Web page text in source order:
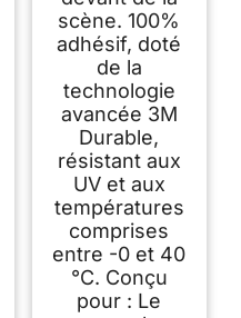
scène. 100%
adhésif, doté
de la
technologie
avancée 3M
Durable,
résistant aux
UV et aux
températures
comprises
entre -0 et 40
°C. Conçu
pour : Le